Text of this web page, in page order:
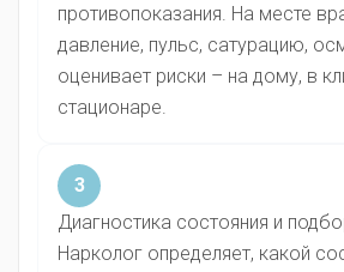
противопоказания. На месте
давление, пульс, сатурацию,
оценивает риски – на дому, в
стационаре.
3
Диагностика состояния и
Нарколог определяет, какой